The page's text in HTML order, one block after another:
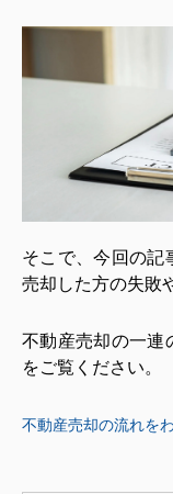
そこで、今回の記
売却した方の失敗
不動産売却の一連
をご覧ください。
不動産売却の流れを